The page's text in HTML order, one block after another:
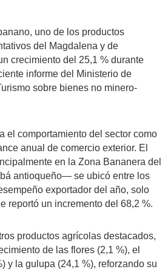
uno de los productos
del Magdalena y de
crecimiento del 25,1 % durante
informe del Ministerio de
sobre bienes no minero-
el comportamiento del sector como
anual de comercio exterior. El
en la Zona Bananera del
antioqueño— se ubicó entre los
exportador del año, solo
reportó un incremento del 68,2 %.
productos agrícolas destacados,
de las flores (2,1 %), el
y la gulupa (24,1 %), reforzando su